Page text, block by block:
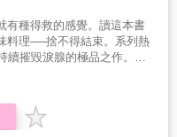
）」隨之誕生。從事這
，必須在十次面談中，扭轉
法，找回他們內心深處微弱
的意志。「如果有人懷著相
自己可以成為那個人的依靠
又無法確定是否能夠只憑藉
們？然而，這次真白決定不
有種得救的感覺。讀這本書
料理──捨不得結束。系列熱
續摧毀淚腺的極品之作。特
現出幸福的事情啊。我得守
是我唯一能做的報恩。 ”鎮
有一幢古樸的獨棟木造房屋